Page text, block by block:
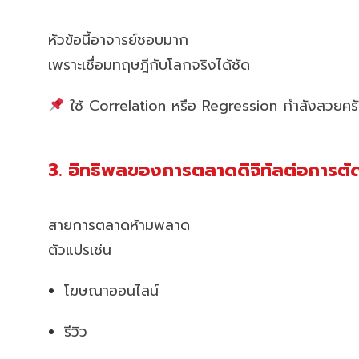
หัวข้อนี้อาจารย์ชอบมาก
เพราะเชื่อมทฤษฎีกับโลกจริงได้ชัด
ใช้ Correlation หรือ Regression กำลังสวยค
3. อิทธิพลของการตลาดดิจิทัลต่อการตั
สายการตลาดห้ามพลาด
ตัวแปรเช่น
โฆษณาออนไลน์
รีวิว